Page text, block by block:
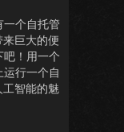
个自托管
巨大的便
！用一个
行一个自
智能的魅